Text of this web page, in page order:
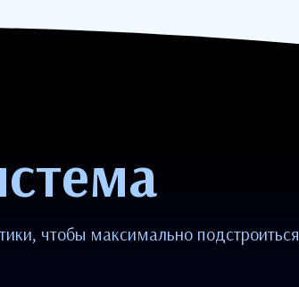
чтобы максимально подстроиться